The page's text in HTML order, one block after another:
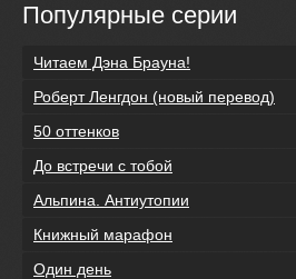
Популярные серии
Читаем Дэна Брауна!
Роберт Ленгдон (новый перевод)
50 оттенков
До встречи с тобой
Альпина. Антиутопии
Книжный марафон
Один день